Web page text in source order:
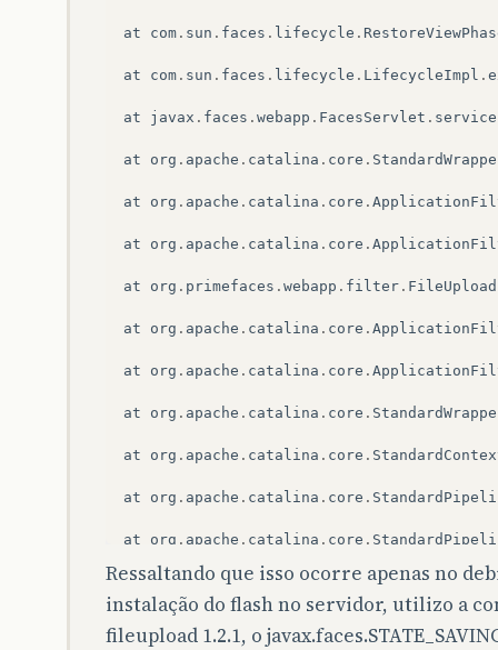
at com . sun . faces . lifecycle .
at com . sun . faces . lifecycle . LifecycleImpl .
at javax . faces . webapp . FacesServlet . service
at org . apache . catalina . core .
at org . apache . catalina . core .
at org . apache . catalina . core .
at org . primefaces . webapp . filter .
at org . apache . catalina . core .
at org . apache . catalina . core .
at org . apache . catalina . core .
at org . apache . catalina . core .
at org . apache . catalina . core .
at org . apache . catalina . core .
at com.sun. enterprise.web.WebPipeline.
com sun enterprise web
Ressaltando que isso ocorre apenas no
instalação do flash no servidor, utilizo a
fileupload 1.2.1, o